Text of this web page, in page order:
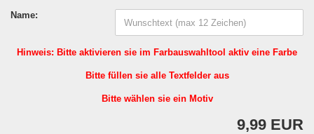
Name:
Hinweis: Bitte aktivieren sie im Farbauswahltool aktiv eine Farbe
Bitte füllen sie alle Textfelder aus
Bitte wählen sie ein Motiv
9,99 EUR